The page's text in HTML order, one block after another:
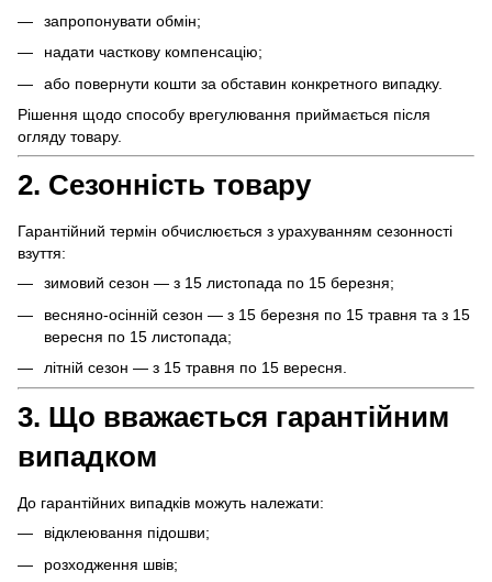
запропонувати обмін;
надати часткову компенсацію;
або повернути кошти за обставин конкретного випадку.
Рішення щодо способу врегулювання приймається після
огляду товару.
2. Сезонність товару
Гарантійний термін обчислюється з урахуванням сезонності
взуття:
зимовий сезон — з 15 листопада по 15 березня;
весняно-осінній сезон — з 15 березня по 15 травня та з 15
вересня по 15 листопада;
літній сезон — з 15 травня по 15 вересня.
3. Що вважається гарантійним
випадком
До гарантійних випадків можуть належати:
відклеювання підошви;
розходження швів;